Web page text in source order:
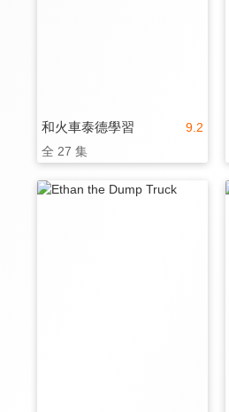
9.2
和火車泰德學習
全 27 集